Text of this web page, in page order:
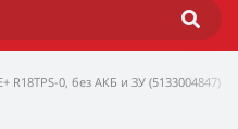
R18TPS-0, без АКБ и ЗУ (5133004847)